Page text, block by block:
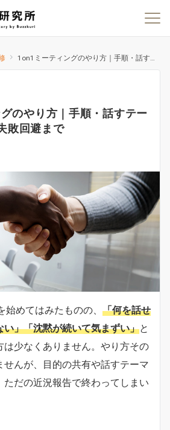
1on1ミーティングのやり方｜手順・話すテーマ・質問例から失敗回避まで
のやり方｜手順・話すテー
敗回避まで
めてはみたものの、 「何を話せ
い」「沈黙が続いて気まずい」と
は少なくありません。やり方その
せんが、目的の共有や話すテーマ
ただの近況報告で終わってしまい